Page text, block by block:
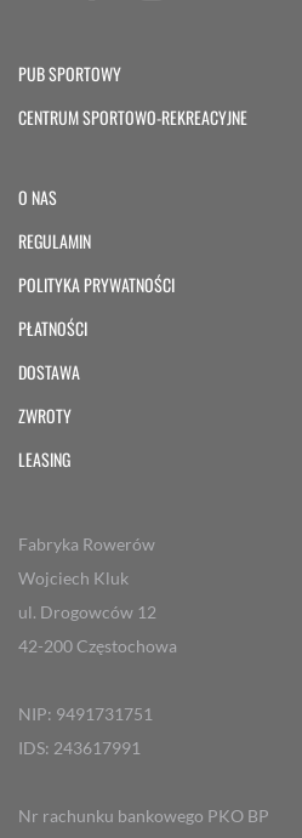
PUB SPORTOWY
CENTRUM SPORTOWO-REKREACYJNE
O NAS
REGULAMIN
POLITYKA PRYWATNOŚCI
PŁATNOŚCI
DOSTAWA
ZWROTY
LEASING
Fabryka Rowerów
Wojciech Kluk
ul. Drogowców 12
42-200 Częstochowa
NIP: 9491731751
IDS: 243617991
Nr rachunku bankowego PKO BP